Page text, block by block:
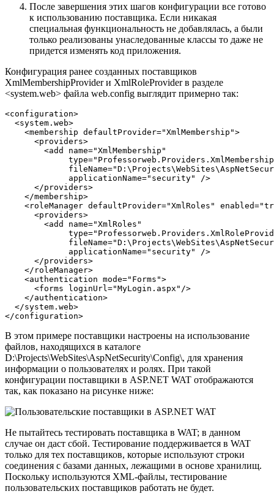
После завершения этих шагов конфигурации все готово
к использованию поставщика. Если никакая
специальная функциональность не добавлялась, а были
только реализованы унаследованные классы то даже не
придется изменять код приложения.
Конфигурация ранее созданных поставщиков
XmlMembershipProvider и XmlRoleProvider в разделе
<system.web> файла web.config выглядит примерно так:
<configuration>
  <system.web>
    <membership defaultProvider="XmlMembership">
      <providers>
        <add name="XmlMembership"
             applicationName="security" />
      </providers>
    </membership>
<roleManager defaultProvider="XmlRoles"
      <providers>
        <add name="XmlRoles"
             applicationName="security" />
      </providers>
    </roleManager>
    <authentication mode="Forms">
      <forms loginUrl="MyLogin.aspx"/>
    </authentication>
  </system.web>
</configuration>
В этом примере поставщики настроены на использование
файлов, находящихся в каталоге
D:\Projects\WebSites\AspNetSecurity\Config\, для хранения
информации о пользователях и ролях. При такой
конфигурации поставщики в ASP.NET WAT отображаются
так, как показано на рисунке ниже:
Не пытайтесь тестировать поставщика в WAT; в данном
случае он даст сбой. Тестирование поддерживается в WAT
только для тех поставщиков, которые используют строки
соединения с базами данных, лежащими в основе хранилищ.
Поскольку используются XML-файлы, тестирование
пользовательских поставщиков работать не будет.